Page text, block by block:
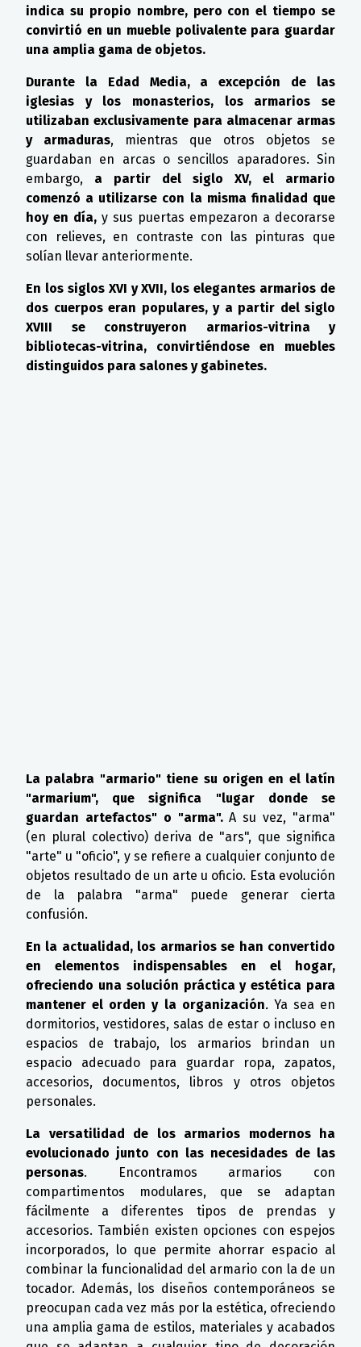
indica su propio nombre, pero con el tiempo se
convirtió en un mueble polivalente para guardar
una amplia gama de objetos.
Durante la Edad Media, a excepción de las
iglesias y los monasterios, los armarios se
utilizaban exclusivamente para almacenar armas
y armaduras, mientras que otros objetos se
guardaban en arcas o sencillos aparadores. Sin
embargo, a partir del siglo XV, el armario
comenzó a utilizarse con la misma finalidad que
hoy en día, y sus puertas empezaron a decorarse
con relieves, en contraste con las pinturas que
solían llevar anteriormente.
En los siglos XVI y XVII, los elegantes armarios de
dos cuerpos eran populares, y a partir del siglo
XVIII se construyeron armarios-vitrina y
bibliotecas-vitrina, convirtiéndose en muebles
distinguidos para salones y gabinetes.
La palabra "armario" tiene su origen en el latín
"armarium", que significa "lugar donde se
guardan artefactos" o "arma".A su vez, "arma"
(en plural colectivo) deriva de "ars", que significa
"arte" u "oficio", y se refiere a cualquier conjunto de
objetos resultado de un arte u oficio. Esta evolución
de la palabra "arma" puede generar cierta
confusión.
En la actualidad, los armarios se han convertido
en elementos indispensables en el hogar,
ofreciendo una solución práctica y estética para
mantener el orden y la organización.Ya sea en
dormitorios, vestidores, salas de estar o incluso en
espacios de trabajo, los armarios brindan un
espacio adecuado para guardar ropa, zapatos,
accesorios, documentos, libros y otros objetos
personales.
La versatilidad de los armarios modernos ha
evolucionado junto con las necesidades de las
personas. Encontramos armarios con
compartimentos modulares, que se adaptan
fácilmente a diferentes tipos de prendas y
accesorios. También existen opciones con espejos
incorporados, lo que permite ahorrar espacio al
combinar la funcionalidad del armario con la de un
tocador. Además, los diseños contemporáneos se
preocupan cada vez más por la estética, ofreciendo
una amplia gama de estilos, materiales y acabados